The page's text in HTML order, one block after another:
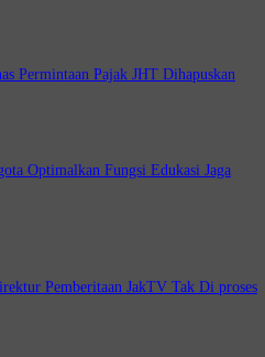
Permintaan Pajak JHT Dihapuskan
Optimalkan Fungsi Edukasi Jaga
Pemberitaan JakTV Tak Di proses